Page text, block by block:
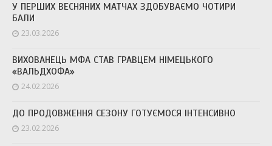
У ПЕРШИХ ВЕСНЯНИХ МАТЧАХ ЗДОБУВАЄМО ЧОТИРИ
БАЛИ
23.03.2026
ВИХОВАНЕЦЬ МФА СТАВ ГРАВЦЕМ НІМЕЦЬКОГО
«ВАЛЬДХОФА»
24.02.2026
ДО ПРОДОВЖЕННЯ СЕЗОНУ ГОТУЄМОСЯ ІНТЕНСИВНО
23.02.2026